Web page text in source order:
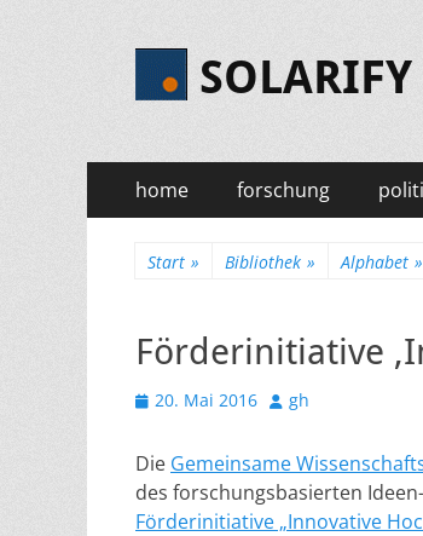
SOLARIFY
Primäres
Menü
Zum
Inhalt
home forschung
Start » Bibliothek » Alphabet »
Förderinitiative
Veröffentlicht
20. Mai 2016 Autor
gh
Die Gemeinsame
des forschungsbasierten
Förderinitiative „Innovative